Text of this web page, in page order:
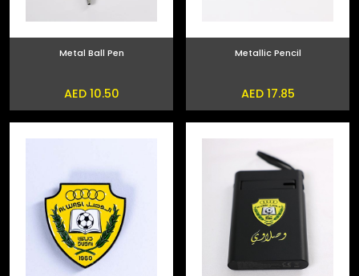
Metallic Pencil
AED 17.85
Metal Ball Pen
AED 10.50